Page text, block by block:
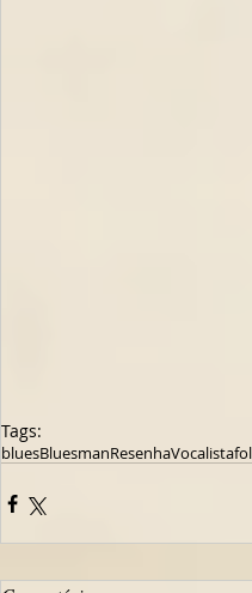
Tags:
bluesBluesmanResenhaVocalista